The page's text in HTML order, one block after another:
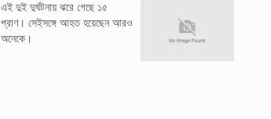
এই দুই দুর্ঘটনায় ঝরে গেছে ১৫
প্রাণ। সেইসঙ্গে আহত হয়েছেন আরও
অনেকে।